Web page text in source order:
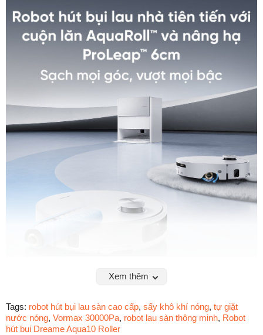
Xem thêm
Tags: robot hút bụi lau sàn cao cấp, sấy khô khí nóng, tự giặt
nước nóng, Vormax 30000Pa, robot lau sàn thông minh, Robot
hút bụi Dreame Aqua10 Roller